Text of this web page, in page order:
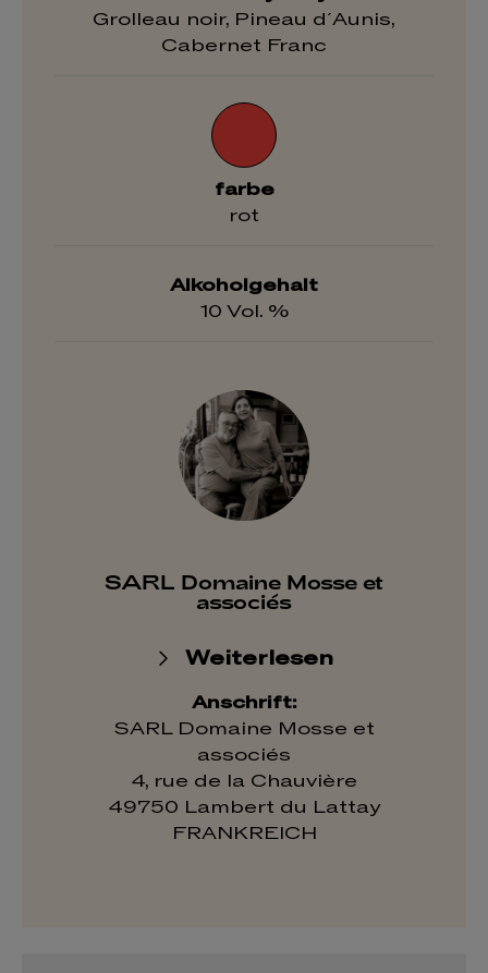
Grolleau noir, Pineau d´Aunis,
Cabernet Franc
farbe
rot
Alkoholgehalt
10 Vol. %
SARL Domaine Mosse et
associés
Weiterlesen
Anschrift:
SARL Domaine Mosse et
associés
4, rue de la Chauvière
49750 Lambert du Lattay
FRANKREICH